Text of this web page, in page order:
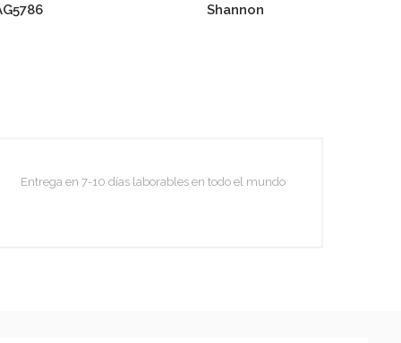
Shannon
Entrega en 7-10 días laborables en todo el mundo